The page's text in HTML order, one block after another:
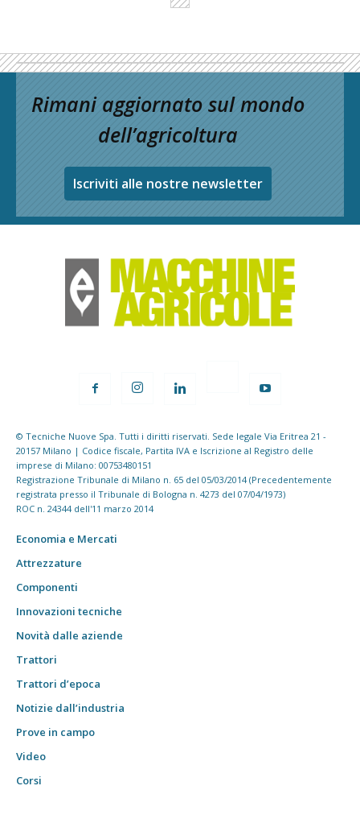
Rimani aggiornato sul mondo
dell’agricoltura
Iscriviti alle nostre newsletter
© Tecniche Nuove Spa. Tutti i diritti riservati. Sede legale Via Eritrea 21 -
20157 Milano | Codice fiscale, Partita IVA e Iscrizione al Registro delle
imprese di Milano: 00753480151
Registrazione Tribunale di Milano n. 65 del 05/03/2014 (Precedentemente
registrata presso il Tribunale di Bologna n. 4273 del 07/04/1973)
ROC n. 24344 dell'11 marzo 2014
Economia e Mercati
Attrezzature
Componenti
Innovazioni tecniche
Novità dalle aziende
Trattori
Trattori d’epoca
Notizie dall’industria
Prove in campo
Video
Corsi